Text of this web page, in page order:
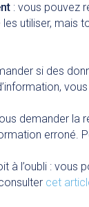
: vous pouvez
utiliser,
si des
demander la
erroné.
à l’oubli :
cet